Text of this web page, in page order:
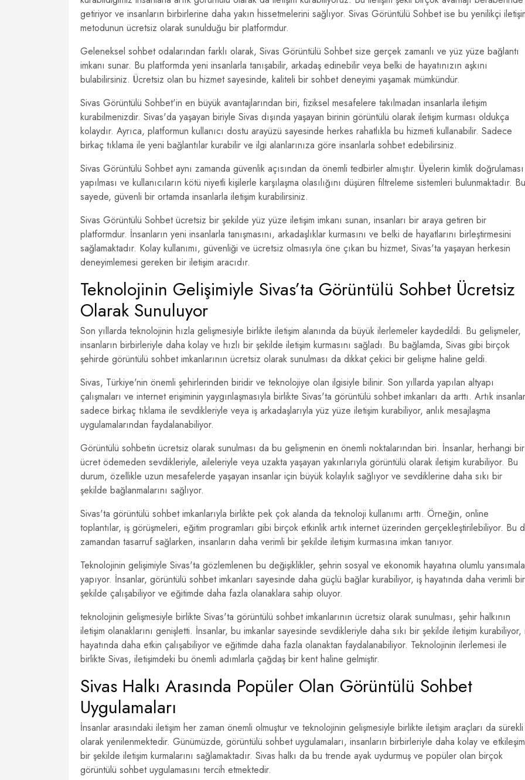
getiriyor ve insanların birbirlerine daha yakın hissetmelerini sağlıyor. Sivas Görüntülü Sohbet ise bu yenilikçi
metodunun ücretsiz olarak sunulduğu bir platformdur.
Geleneksel sohbet odalarından farklı olarak, Sivas Görüntülü Sohbet size gerçek zamanlı ve yüz yüze bağlantı
imkanı sunar. Bu platformda yeni insanlarla tanışabilir, arkadaş edinebilir veya belki de hayatınızın aşkını
bulabilirsiniz. Ücretsiz olan bu hizmet sayesinde, kaliteli bir sohbet deneyimi yaşamak mümkündür.
Sivas Görüntülü Sohbet'in en büyük avantajlarından biri, fiziksel mesafelere takılmadan insanlarla iletişim
kurabilmenizdir. Sivas'da yaşayan biriyle Sivas dışında yaşayan birinin görüntülü olarak iletişim kurması oldukça
kolaydır. Ayrıca, platformun kullanıcı dostu arayüzü sayesinde herkes rahatlıkla bu hizmeti kullanabilir. Sadece
birkaç tıklama ile yeni bağlantılar kurabilir ve ilgi alanlarınıza göre insanlarla sohbet edebilirsiniz.
Sivas Görüntülü Sohbet aynı zamanda güvenlik açısından da önemli tedbirler almıştır. Üyelerin kimlik doğrulaması
yapılması ve kullanıcıların kötü niyetli kişilerle karşılaşma olasılığını düşüren filtreleme sistemleri bulunmaktadır. Bu
sayede, güvenli bir ortamda insanlarla iletişim kurabilirsiniz.
Sivas Görüntülü Sohbet ücretsiz bir şekilde yüz yüze iletişim imkanı sunan, insanları bir araya getiren bir
platformdur. İnsanların yeni insanlarla tanışmasını, arkadaşlıklar kurmasını ve belki de hayatlarını birleştirmesini
sağlamaktadır. Kolay kullanımı, güvenliği ve ücretsiz olmasıyla öne çıkan bu hizmet, Sivas'ta yaşayan herkesin
deneyimlemesi gereken bir iletişim aracıdır.
Teknolojinin Gelişimiyle Sivas’ta Görüntülü Sohbet Ücretsiz
Olarak Sunuluyor
Son yıllarda teknolojinin hızla gelişmesiyle birlikte iletişim alanında da büyük ilerlemeler kaydedildi. Bu gelişmeler,
insanların birbirleriyle daha kolay ve hızlı bir şekilde iletişim kurmasını sağladı. Bu bağlamda, Sivas gibi birçok
şehirde görüntülü sohbet imkanlarının ücretsiz olarak sunulması da dikkat çekici bir gelişme haline geldi.
Sivas, Türkiye'nin önemli şehirlerinden biridir ve teknolojiye olan ilgisiyle bilinir. Son yıllarda yapılan altyapı
çalışmaları ve internet erişiminin yaygınlaşmasıyla birlikte Sivas'ta görüntülü sohbet imkanları da arttı. Artık
sadece birkaç tıklama ile sevdikleriyle veya iş arkadaşlarıyla yüz yüze iletişim kurabiliyor, anlık mesajlaşma
uygulamalarından faydalanabiliyor.
Görüntülü sohbetin ücretsiz olarak sunulması da bu gelişmenin en önemli noktalarından biri. İnsanlar, herhangi bir
ücret ödemeden sevdikleriyle, aileleriyle veya uzakta yaşayan yakınlarıyla görüntülü olarak iletişim kurabiliyor. Bu
durum, özellikle uzun mesafelerde yaşayan insanlar için büyük kolaylık sağlıyor ve sevdiklerine daha sıkı bir
şekilde bağlanmalarını sağlıyor.
Sivas'ta görüntülü sohbet imkanlarıyla birlikte pek çok alanda da teknoloji kullanımı arttı. Örneğin, online
toplantılar, iş görüşmeleri, eğitim programları gibi birçok etkinlik artık internet üzerinden gerçekleştirilebiliyor. Bu
zamandan tasarruf sağlarken, insanların daha verimli bir şekilde iletişim kurmasına imkan tanıyor.
Teknolojinin gelişimiyle Sivas'ta gözlemlenen bu değişiklikler, şehrin sosyal ve ekonomik hayatına olumlu
yapıyor. İnsanlar, görüntülü sohbet imkanları sayesinde daha güçlü bağlar kurabiliyor, iş hayatında daha verimli bir
şekilde çalışabiliyor ve eğitimde daha fazla olanaklara sahip oluyor.
teknolojinin gelişmesiyle birlikte Sivas'ta görüntülü sohbet imkanlarının ücretsiz olarak sunulması, şehir halkının
iletişim olanaklarını genişletti. İnsanlar, bu imkanlar sayesinde sevdikleriyle daha sıkı bir şekilde iletişim kurabiliyor,
hayatında daha etkin çalışabiliyor ve eğitimde daha fazla olanaktan faydalanabiliyor. Teknolojinin ilerlemesi ile
birlikte Sivas, iletişimdeki bu önemli adımlarla çağdaş bir kent haline gelmiştir.
Sivas Halkı Arasında Popüler Olan Görüntülü Sohbet
Uygulamaları
İnsanlar arasındaki iletişim her zaman önemli olmuştur ve teknolojinin gelişmesiyle birlikte iletişim araçları da sürekli
olarak yenilenmektedir. Günümüzde, görüntülü sohbet uygulamaları, insanların birbirleriyle daha kolay ve
bir şekilde iletişim kurmalarını sağlamaktadır. Sivas halkı da bu trende ayak uydurmuş ve popüler olan birçok
görüntülü sohbet uygulamasını tercih etmektedir.